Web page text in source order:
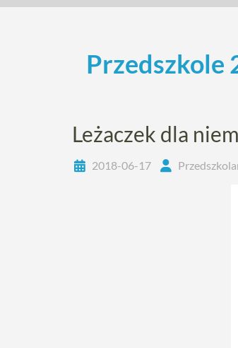
Skip
Przedszkole
Leżaczek dla
2018-06-17